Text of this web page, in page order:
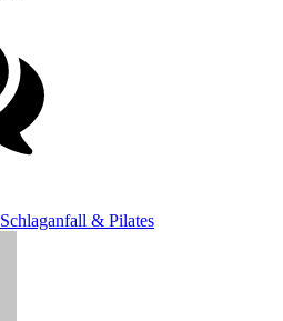
Schlaganfall & Pilates